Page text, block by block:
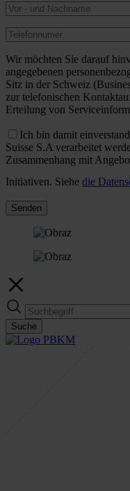
Wir möchten Sie darauf
angegebenen
Sitz in der Schweiz
zur telefonischen
Erteilung von
Ich bin damit
Suisse S.A verarbeitet
Zusammenhang mit
Initiativen. Siehe die
Senden
Suche